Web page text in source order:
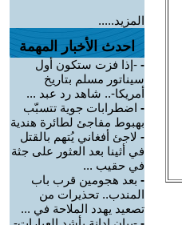
المزيد.....
احدث الأخبار المهمة
- -إذا فزت ستكون أول
سيناتور مسلم بتاريخ
أمريكا-.. شاهد رد عبد ...
- اضطرابات جوية تتسبّب
بهبوط مفاجئ لطائرة هندية
- لاجئ أفغاني يُتهم بالقتل
في أثينا بعد العثور على جثة
في حقيب ...
- بعد هجومين قرب باب
المندب.. تحذيرات من
تصعيد يهدد الملاحة في ...